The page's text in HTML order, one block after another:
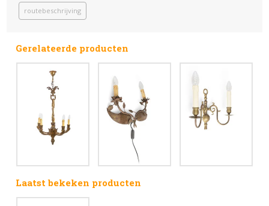
routebeschrijving
Gerelateerde producten
Laatst bekeken producten